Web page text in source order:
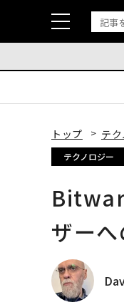
トップ テ
テクノロジー
ザー